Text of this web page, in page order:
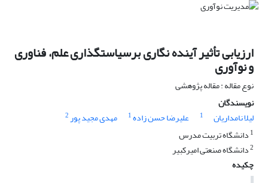
ارزیابی تأثیر آینده نگاری برسیاستگذاری علم، فناوری
و نوآوری
نوع مقاله : مقاله پژوهشی
نویسندگان
لیلا نامداریان
1 علیرضا حسن زاده1 مهدی مجید پور2
1 دانشگاه تربیت مدرس
2دانشگاه صنعتی امیرکبیر
چکیده